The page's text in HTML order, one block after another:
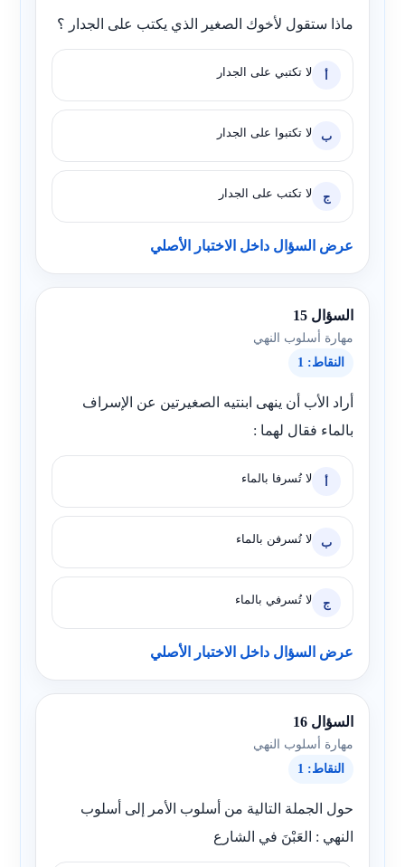
ماذا ستقول لأخوك الصغير الذي يكتب على الجدار ؟
أ لا تكتبي على الجدار
ب لا تكتبوا على الجدار
ج لا تكتب على الجدار
عرض السؤال داخل الاختبار الأصلي
السؤال 15
مهارة أسلوب النهي
النقاط: 1
أراد الأب أن ينهى ابنتيه الصغيرتين عن الإسراف
بالماء فقال لهما :
أ لا تُسرفا بالماء
ب لا تُسرفن بالماء
ج لا تُسرفي بالماء
عرض السؤال داخل الاختبار الأصلي
السؤال 16
مهارة أسلوب النهي
النقاط: 1
حول الجملة التالية من أسلوب الأمر إلى أسلوب
النهي : العَبْنَ في الشارع